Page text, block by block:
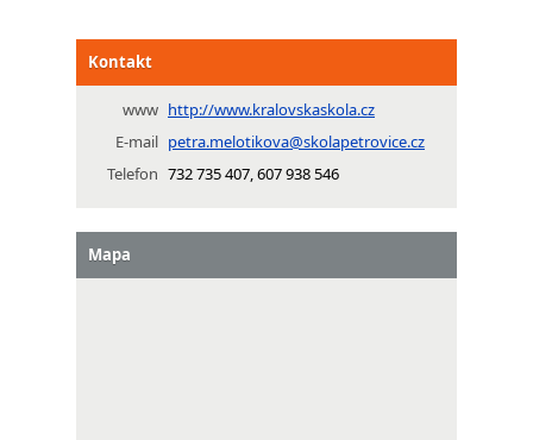
Kontakt
www http://www.kralovskaskola.cz
E-mail petra.melotikova@skolapetrovice.cz
Telefon 732 735 407, 607 938 546
Mapa